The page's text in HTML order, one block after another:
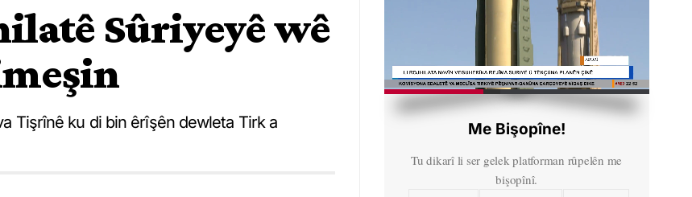
Sûriyeyê wê
Tişrînê ku di bin êrîşên dewleta Tirk a
Me Bişopîne!
Tu dikarî li ser gelek platforman rûpelên me
bişopînî.